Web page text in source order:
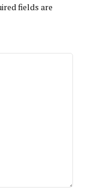
fields are